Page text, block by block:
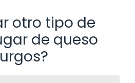
otro tipo de
de queso